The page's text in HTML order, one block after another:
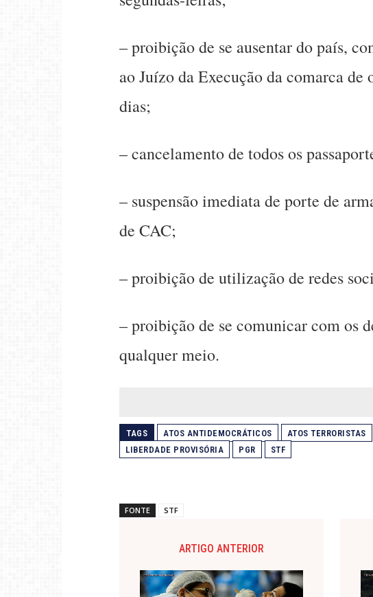
– proibição de se ausentar do país,
ao Juízo da Execução da comarca
dias;
– cancelamento de todos os
– suspensão imediata de porte de
de CAC;
– proibição de utilização de redes
– proibição de se comunicar com os
qualquer meio.
TAGS ATOS ANTIDEMOCRÁTICOS ATOS TERRORISTAS
LIBERDADE PROVISÓRIA
PGR STF
FONTE STF
ARTIGO ANTERIOR